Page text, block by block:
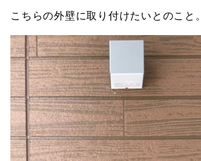
こちらの外壁に取り付けたいとのこと。